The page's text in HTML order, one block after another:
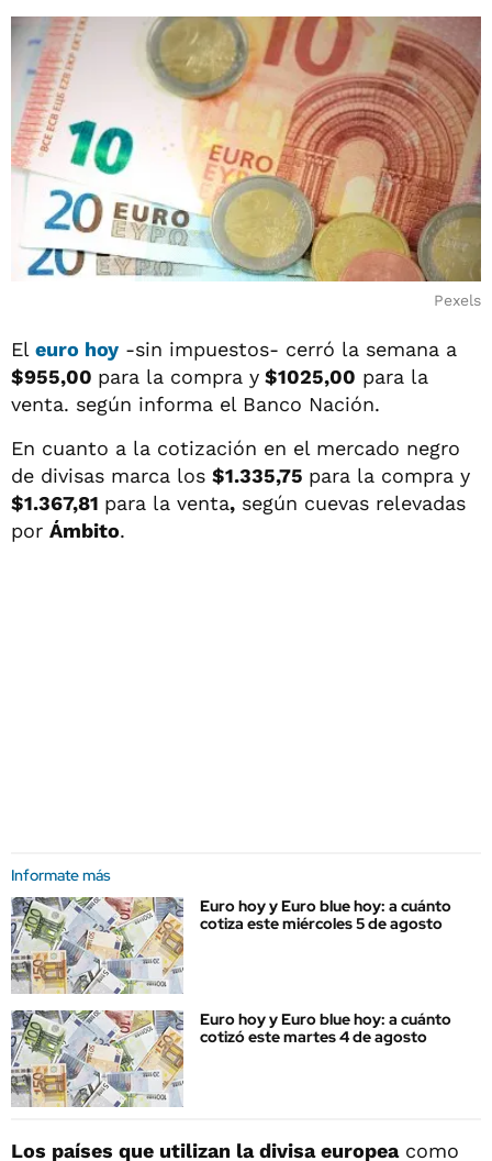
Pexels
El euro hoy -sin impuestos- cerró la semana a
$955,00 para la compra y $1025,00 para la
venta. según informa el Banco Nación.
En cuanto a la cotización en el mercado negro
de divisas marca los $1.335,75 para la compra y
$1.367,81 para la venta, según cuevas relevadas
por Ámbito.
Informate más
Euro hoy y Euro blue hoy: a cuánto
cotiza este miércoles 5 de agosto
Euro hoy y Euro blue hoy: a cuánto
cotizó este martes 4 de agosto
Los países que utilizan la divisa europeacomo